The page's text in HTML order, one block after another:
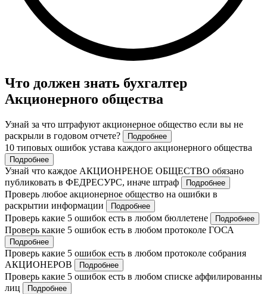
Что должен знать бухгалтер
Акционерного общества
Узнай за что штрафуют акционерное общество если вы не
раскрыли в годовом отчете?
Подробнее
10 типовых ошибок устава каждого акционерного общества
Подробнее
Узнай что каждое АКЦИОНРЕНОЕ ОБЩЕСТВО обязано
публиковать в ФЕДРЕСУРС, иначе штраф
Подробнее
Проверь любое акционерное общество на ошибки в
раскрытии информации
Подробнее
Проверь какие 5 ошибок есть в любом бюллетене Подробнее
Проверь какие 5 ошибок есть в любом протоколе ГОСА
Подробнее
Проверь какие 5 ошибок есть в любом протоколе собрания
АКЦИОНЕРОВ
Подробнее
Проверь какие 5 ошибок есть в любом списке аффилированны
лиц
Подробнее